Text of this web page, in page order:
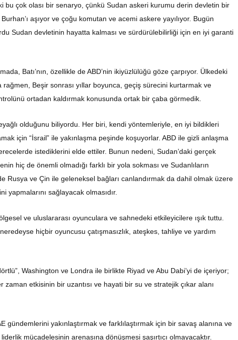
bu çok olası bir senaryo, çünkü Sudan askeri kurumu derin devletin bir
aşıyor ve çoğu komutan ve acemi askere yayılıyor. Bugün
Sudan devletinin hayatta kalması ve sürdürülebilirliği için en iyi garanti
Batı’nın, özellikle de ABD’nin ikiyüzlülüğü göze çarpıyor. Ülkedeki
Beşir sonrası yıllar boyunca, geçiş sürecini kurtarmak ve
ortadan kaldırmak konusunda ortak bir çaba görmedik.
olduğunu biliyordu. Her biri, kendi yöntemleriyle, en iyi bildikleri
için “İsrail” ile yakınlaşma peşinde koşuyorlar. ABD ile gizli anlaşma
istediklerini elde ettiler. Bunun nedeni, Sudan’daki gerçek
hiç de önemli olmadığı farklı bir yola sokması ve Sudanlıların
Rusya ve Çin ile geleneksel bağları canlandırmak da dahil olmak üzere
yapmalarını sağlayacak olmasıdır.
ve uluslararası oyunculara ve sahnedeki etkileyicilere ışık tuttu.
hiçbir oyuncusu çatışmasızlık, ateşkes, tahliye ve yardım
Washington ve Londra ile birlikte Riyad ve Abu Dabi’yi de içeriyor;
zaman etkisinin bir uzantısı ve hayati bir su ve stratejik çıkar alanı
gündemlerini yakınlaştırmak ve farklılaştırmak için bir savaş alanına ve
mücadelesinin arenasına dönüşmesi şaşırtıcı olmayacaktır.